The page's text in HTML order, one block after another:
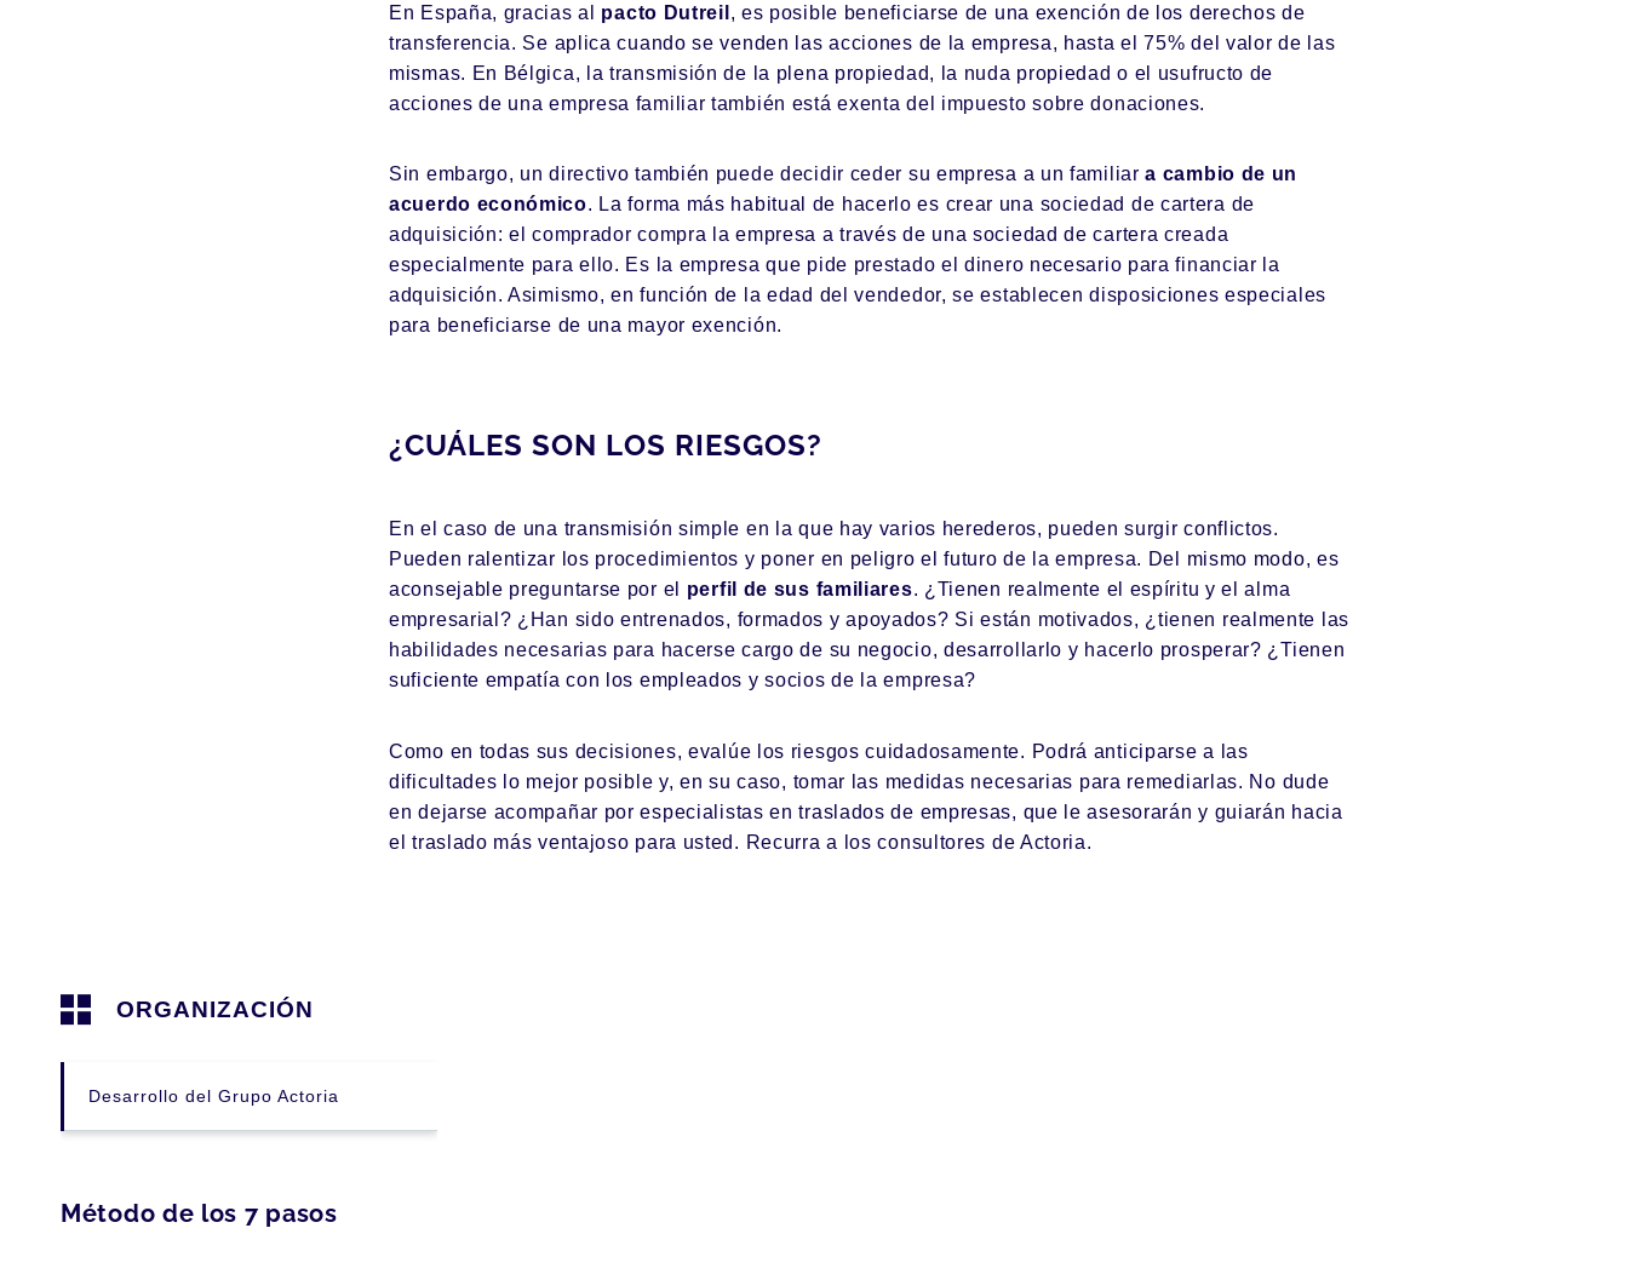
En España, gracias al pacto Dutreil , es posible beneficiarse de una exención de los derechos de
transferencia. Se aplica cuando se venden las acciones de la empresa, hasta el 75% del valor de las
mismas. En Bélgica, la transmisión de la plena propiedad, la nuda propiedad o el usufructo de
acciones de una empresa familiar también está exenta del impuesto sobre donaciones.
Sin embargo, un directivo también puede decidir ceder su empresa a un familiara cambio de un
acuerdo económico. La forma más habitual de hacerlo es crear una sociedad de cartera de
adquisición: el comprador compra la empresa a través de una sociedad de cartera creada
especialmente para ello. Es la empresa que pide prestado el dinero necesario para financiar la
adquisición. Asimismo, en función de la edad del vendedor, se establecen disposiciones especiales
para beneficiarse de una mayor exención.
¿CUÁLES SON LOS RIESGOS?
En el caso de una transmisión simple en la que hay varios herederos, pueden surgir conflictos.
Pueden ralentizar los procedimientos y poner en peligro el futuro de la empresa. Del mismo modo, es
aconsejable preguntarse por el perfil de sus familiares. ¿Tienen realmente el espíritu y el alma
empresarial? ¿Han sido entrenados, formados y apoyados? Si están motivados, ¿tienen realmente las
habilidades necesarias para hacerse cargo de su negocio, desarrollarlo y hacerlo prosperar? ¿Tienen
suficiente empatía con los empleados y socios de la empresa?
Como en todas sus decisiones, evalúe los riesgos cuidadosamente. Podrá anticiparse a las
dificultades lo mejor posible y, en su caso, tomar las medidas necesarias para remediarlas. No dude
en dejarse acompañar por especialistas en traslados de empresas, que le asesorarán y guiarán hacia
el traslado más ventajoso para usted. Recurra a los consultores de Actoria.
ORGANIZACIÓN
Desarrollo del Grupo Actoria
Método de los 7 pasos